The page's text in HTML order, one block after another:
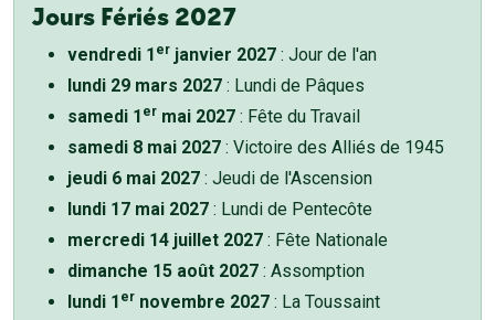
Jours Fériés 2027
vendredi 1 er janvier 2027 : Jour de l'an
lundi 29 mars 2027 : Lundi de Pâques
samedi 1 er mai 2027 : Fête du Travail
samedi 8 mai 2027 : Victoire des Alliés de 1945
jeudi 6 mai 2027 : Jeudi de l'Ascension
lundi 17 mai 2027 : Lundi de Pentecôte
mercredi 14 juillet 2027 : Fête Nationale
dimanche 15 août 2027 : Assomption
lundi 1 er novembre 2027 : La Toussaint